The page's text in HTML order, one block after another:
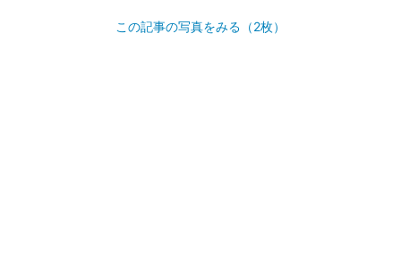
この記事の写真をみる（2枚）